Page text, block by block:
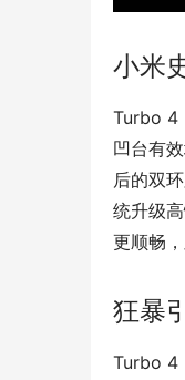
小米
Turbo 4
凹台有
后的双
统升级
更顺畅
狂暴
Turbo 4